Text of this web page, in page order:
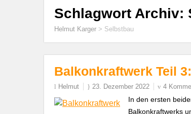
Schlagwort Archiv:
Helmut Karger > Selbstbau
Balkonkraftwerk Teil
Helmut 23. Dezember 2022 4
In den ersten
Balkonkraftwerks